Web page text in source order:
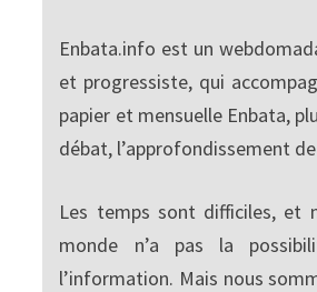
Enbata.info est un
et progressiste, qui
papier et mensuelle Enbata,
débat, l’approfondissement
Les temps sont difficiles, et
monde n’a pas la
l’information. Mais nous